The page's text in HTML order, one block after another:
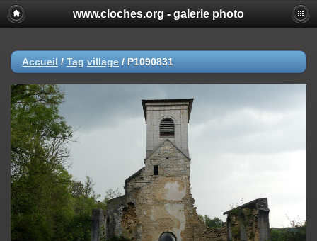
www.cloches.org - galerie photo
Accueil / Tag village / P1090831